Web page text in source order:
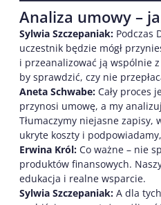
Analiza umowy –
Sylwia Szczepaniak: Podczas
uczestnik będzie mógł
i przeanalizować ją wspólnie
by sprawdzić, czy nie
Aneta Schwabe: Cały proces
przynosi umowę, a my
Tłumaczymy niejasne zapisy,
ukryte koszty i
Erwina Król: Co ważne – nie
produktów finansowych.
edukacja i realne wsparcie.
Sylwia Szczepaniak: A dla